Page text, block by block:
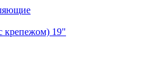
крепежом) 19"